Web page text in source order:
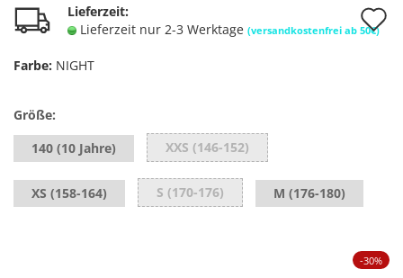
Lieferzeit:
Lieferzeit nur 2-3 Werktage (versandkostenfrei ab 50€)
Farbe: NIGHT
Größe:
140 (10 Jahre)
XXS (146-152)
XS (158-164) S (170-176) M (176-180)
-30%